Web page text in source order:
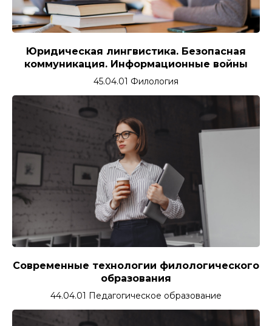
Юридическая лингвистика. Безопасная
коммуникация. Информационные войны
45.04.01 Филология
Современные технологии филологического
образования
44.04.01 Педагогическое образование